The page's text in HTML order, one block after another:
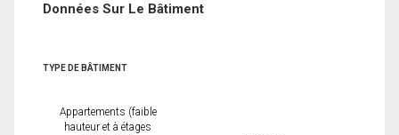
Données Sur Le Bâtiment
TYPE DE BÂTIMENT
Appartements (faible
hauteur et à étages